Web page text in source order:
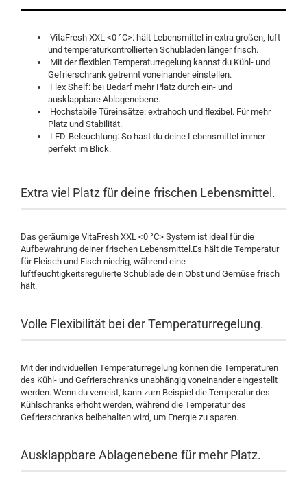
VitaFresh XXL <0 °C>: hält Lebensmittel in extra großen, luft-
und temperaturkontrollierten Schubladen länger frisch.
Mit der flexiblen Temperaturregelung kannst du Kühl- und
Gefrierschrank getrennt voneinander einstellen.
Flex Shelf: bei Bedarf mehr Platz durch ein- und
ausklappbare Ablagenebene.
Hochstabile Türeinsätze: extrahoch und flexibel. Für mehr
Platz und Stabilität.
LED-Beleuchtung: So hast du deine Lebensmittel immer
perfekt im Blick.
Extra viel Platz für deine frischen Lebensmittel.
Das geräumige VitaFresh XXL <0 °C> System ist ideal für die
Aufbewahrung deiner frischen Lebensmittel.Es hält die Temperatur
für Fleisch und Fisch niedrig, während eine
luftfeuchtigkeitsregulierte Schublade dein Obst und Gemüse frisch
hält .
Volle Flexibilität bei der Temperaturregelung.
Mit der individuellen Temperaturregelung können die Temperaturen
des Kühl- und Gefrierschranks unabhängig voneinander eingestellt
werden. Wenn du verreist, kann zum Beispiel die Temperatur des
Kühlschranks erhöht werden, während die Temperatur des
Gefrierschranks beibehalten wird, um Energie zu sparen.
Ausklappbare Ablagenebene für mehr Platz.